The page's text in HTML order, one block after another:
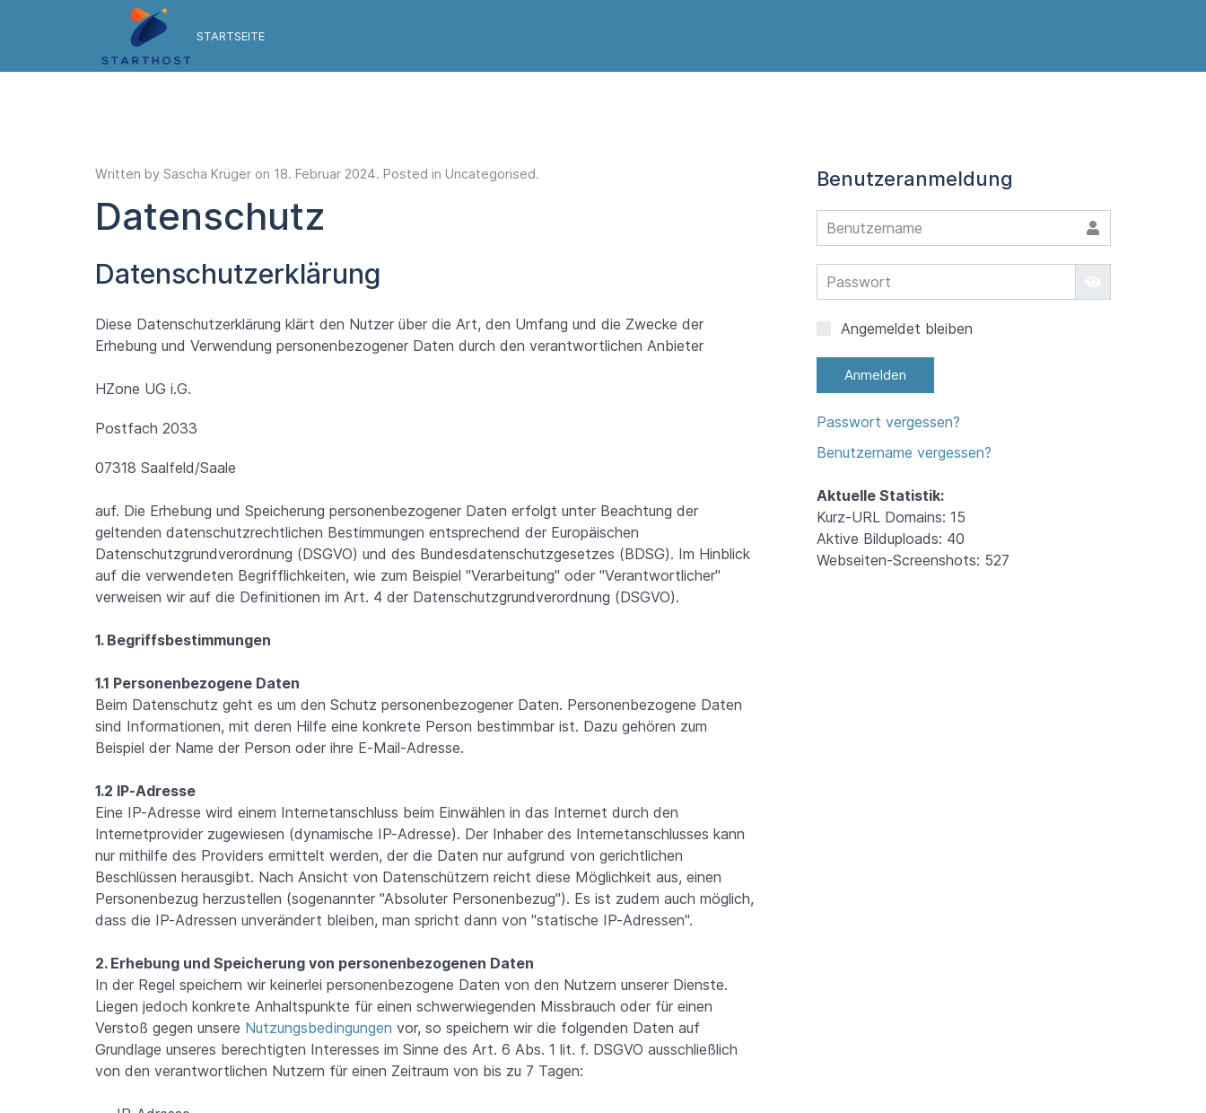
STARTSEITE
Written by Sascha Krüger on 18. Februar 2024. Posted in Uncategorised.
Datenschutz
Datenschutzerklärung
Diese Datenschutzerklärung klärt den Nutzer über die Art, den Umfang und die Zwecke der
Erhebung und Verwendung personenbezogener Daten durch den verantwortlichen Anbieter
HZone UG i.G.
Postfach 2033
07318 Saalfeld/Saale
auf. Die Erhebung und Speicherung personenbezogener Daten erfolgt unter Beachtung der
geltenden datenschutzrechtlichen Bestimmungen entsprechend der Europäischen
Datenschutzgrundverordnung (DSGVO) und des Bundesdatenschutzgesetzes (BDSG). Im Hinblick
auf die verwendeten Begrifflichkeiten, wie zum Beispiel "Verarbeitung" oder "Verantwortlicher"
verweisen wir auf die Definitionen im Art. 4 der Datenschutzgrundverordnung (DSGVO).
1. Begriffsbestimmungen
1.1 Personenbezogene Daten
Beim Datenschutz geht es um den Schutz personenbezogener Daten. Personenbezogene Daten
sind Informationen, mit deren Hilfe eine konkrete Person bestimmbar ist. Dazu gehören zum
Beispiel der Name der Person oder ihre E-Mail-Adresse.
1.2 IP-Adresse
Eine IP-Adresse wird einem Internetanschluss beim Einwählen in das Internet durch den
Internetprovider zugewiesen (dynamische IP-Adresse). Der Inhaber des Internetanschlusses kann
nur mithilfe des Providers ermittelt werden, der die Daten nur aufgrund von gerichtlichen
Beschlüssen herausgibt. Nach Ansicht von Datenschützern reicht diese Möglichkeit aus, einen
Personenbezug herzustellen (sogenannter "Absoluter Personenbezug"). Es ist zudem auch möglich,
dass die IP-Adressen unverändert bleiben, man spricht dann von "statische IP-Adressen".
2. Erhebung und Speicherung von personenbezogenen Daten
In der Regel speichern wir keinerlei personenbezogene Daten von den Nutzern unserer Dienste.
Liegen jedoch konkrete Anhaltspunkte für einen schwerwiegenden Missbrauch oder für einen
Verstoß gegen unsere Nutzungsbedingungen vor, so speichern wir die folgenden Daten auf
Grundlage unseres berechtigten Interesses im Sinne des Art. 6 Abs. 1 lit. f. DSGVO ausschließlich
von den verantwortlichen Nutzern für einen Zeitraum von bis zu 7 Tagen:
Benutzeranmeldung
Angemeldet bleiben
Anmelden
Passwort vergessen?
Benutzername vergessen?
Aktuelle Statistik:
Kurz-URL Domains: 15
Aktive Bilduploads: 40
Webseiten-Screenshots: 527